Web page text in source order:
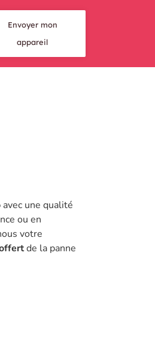
Envoyer mon
appareil
avec une qualité
ou en
votre
de la panne